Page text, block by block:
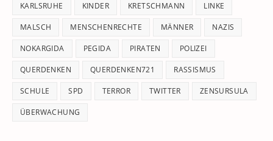
KARLSRUHE KINDER KRETSCHMANN LINKE
MALSCH MENSCHENRECHTE MÄNNER NAZIS
NOKARGIDA PEGIDA PIRATEN POLIZEI
QUERDENKEN QUERDENKEN721 RASSISMUS
SCHULE SPD TERROR TWITTER ZENSURSULA
ÜBERWACHUNG